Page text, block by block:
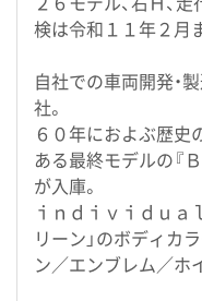
検は令和１１年２月
自社での車両開発・
社。
６０年におよぶ歴史
ある最終モデルの『
が入庫。
ｉｎｄｉｖｉｄｕａ
リーン」のボディカ
ン／エンブレム／ホ